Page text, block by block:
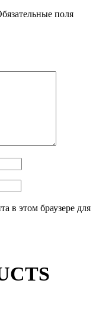
поля
в этом браузере для